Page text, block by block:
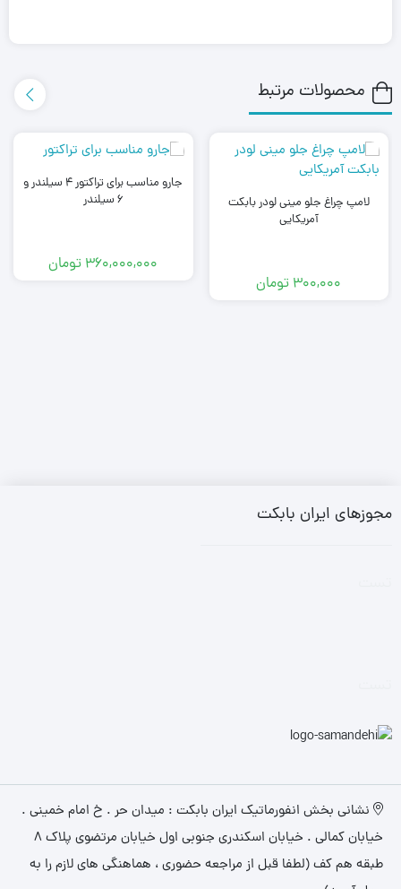
محصولات مرتبط
لامپ چراغ جلو مینی لودر بابکت
آمریکایی
300,000 تومان
جارو مناسب برای تراکتور 4 سیلندر و
6 سیلندر
360,000,000 تومان
مجوزهای ایران بابکت
نشانی بخش انفورماتیک ایران بابکت : میدان حر . خ امام خمینی .
خیابان کمالی . خیابان اسکندری جنوبی اول خیابان مرتضوی پلاک 8
طبقه هم کف (لطفا قبل از مراجعه حضوری ، هماهنگی های لازم را به